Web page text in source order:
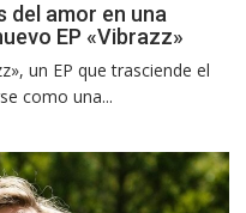
del amor en una
EP «Vibrazz»
un EP que trasciende el
como una...